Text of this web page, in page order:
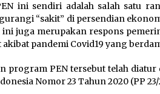
ini sendiri adalah salah satu
“sakit” di persendian
ini juga merupakan respons
akibat pandemi Covid19 yang
program PEN tersebut telah
Nomor 23 Tahun 2020 (PP